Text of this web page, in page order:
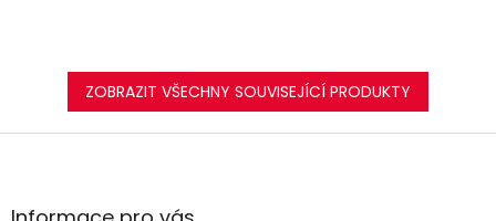
ZOBRAZIT VŠECHNY SOUVISEJÍCÍ PRODUKTY
Z